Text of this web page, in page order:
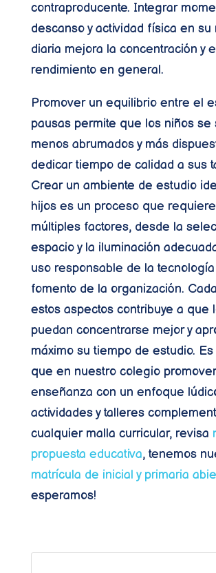
contraproducente. Integrar
descanso y actividad física en su
diaria mejora la concentración y
rendimiento en general.
Promover un equilibrio entre el
pausas permite que los niños se
menos abrumados y más
dedicar tiempo de calidad a sus
Crear un ambiente de estudio
hijos es un proceso que
múltiples factores, desde la
espacio y la iluminación
uso responsable de la tecnología
fomento de la organización.
estos aspectos contribuye a que
puedan concentrarse mejor y
máximo su tiempo de estudio.
que en nuestro colegio
enseñanza con un enfoque
actividades y talleres
cualquier malla curricular, revisa
propuesta educativa, tenemos
matrícula de inicial y primaria
esperamos!